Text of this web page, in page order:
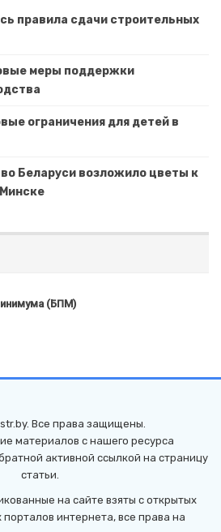
правила сдачи строительных
меры поддержки
ограничения для детей в
Беларуси возложило цветы к
(БПМ)
Все права защищены.
материалов с нашего ресурса
активной ссылкой на страницу
статьи.
на сайте взяты с открытых
порталов интернета, все права на